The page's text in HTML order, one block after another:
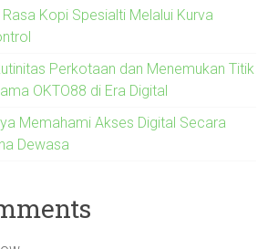
Kopi Spesialti Melalui Kurva
Perkotaan dan Menemukan Titik
OKTO88 di Era Digital
Memahami Akses Digital Secara
Dewasa